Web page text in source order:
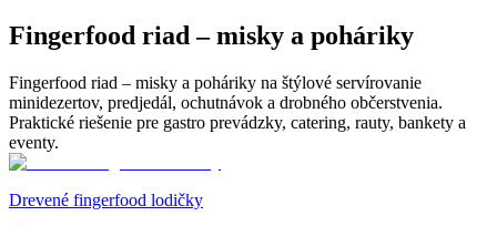
Fingerfood riad – misky a poháriky
Fingerfood riad – misky a poháriky na štýlové servírovanie
minidezertov, predjedál, ochutnávok a drobného občerstvenia.
Praktické riešenie pre gastro prevádzky, catering, rauty, bankety a
eventy.
Drevené fingerfood lodičky